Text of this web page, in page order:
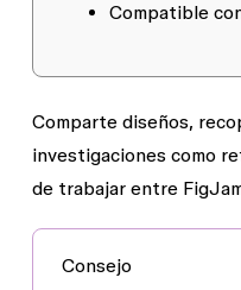
Compatible
Comparte diseños,
investigaciones como
de trabajar entre
Consejo